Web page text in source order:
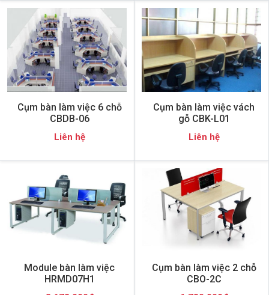
Cụm bàn làm việc 6 chỗ
CBDB-06
Liên hệ
Cụm bàn làm việc vách
gỗ CBK-L01
Liên hệ
Module bàn làm việc
HRMD07H1
Cụm bàn làm việc 2 chỗ
CBO-2C